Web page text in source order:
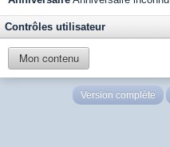
Contrôles utilisateur
Mon contenu
Version complète